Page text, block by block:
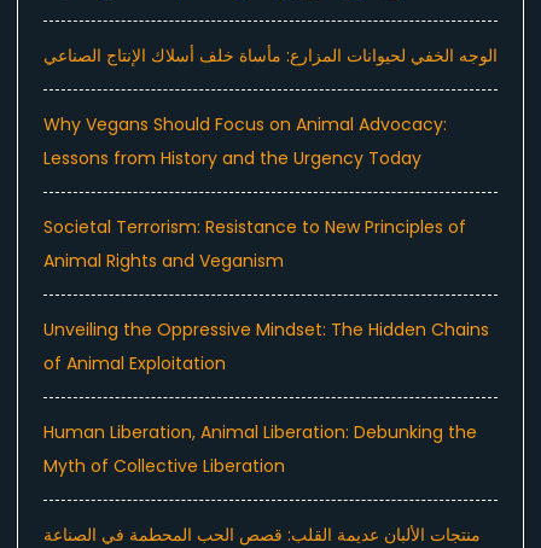
الوجه الخفي لحيوانات المزارع: مأساة خلف أسلاك الإنتاج الصناعي
Why Vegans Should Focus on Animal Advocacy:
Lessons from History and the Urgency Today
Societal Terrorism: Resistance to New Principles of
Animal Rights and Veganism
Unveiling the Oppressive Mindset: The Hidden Chains
of Animal Exploitation
Human Liberation, Animal Liberation: Debunking the
Myth of Collective Liberation
منتجات الألبان عديمة القلب: قصص الحب المحطمة في الصناعة